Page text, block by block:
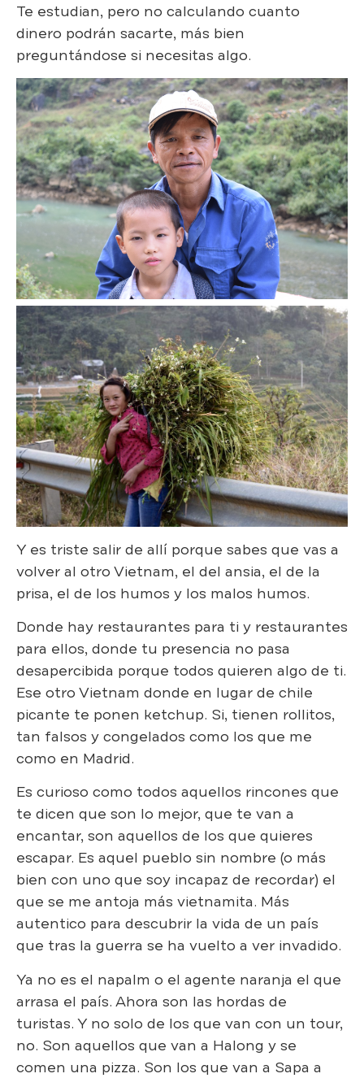
Te estudian, pero no calculando cuanto
dinero podrán sacarte, más bien
preguntándose si necesitas algo.
Y es triste salir de allí porque sabes que vas a
volver al otro Vietnam, el del ansia, el de la
prisa, el de los humos y los malos humos.
Donde hay restaurantes para ti y restaurantes
para ellos, donde tu presencia no pasa
desapercibida porque todos quieren algo de ti.
Ese otro Vietnam donde en lugar de chile
picante te ponen ketchup. Si, tienen rollitos,
tan falsos y congelados como los que me
como en Madrid.
Es curioso como todos aquellos rincones que
te dicen que son lo mejor, que te van a
encantar, son aquellos de los que quieres
escapar. Es aquel pueblo sin nombre (o más
bien con uno que soy incapaz de recordar) el
que se me antoja más vietnamita. Más
autentico para descubrir la vida de un país
que tras la guerra se ha vuelto a ver invadido.
Ya no es el napalm o el agente naranja el que
arrasa el país. Ahora son las hordas de
turistas. Y no solo de los que van con un tour,
no. Son aquellos que van a Halong y se
comen una pizza. Son los que van a Sapa a